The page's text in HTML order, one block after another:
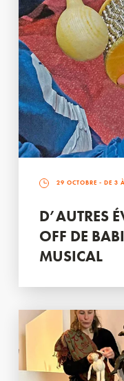
29 OCTOBRE - DE 3
D’AUTRES
OFF DE
MUSICAL